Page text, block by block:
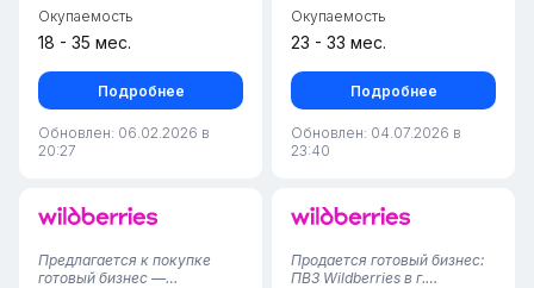
Окупаемость
18 - 35 мес.
Подробнее
Обновлен: 06.02.2026 в
20:27
Окупаемость
23 - 33 мес.
Подробнее
Обновлен: 04.07.2026 в
23:40
Предлагается к покупке
готовый бизнес —
Продается готовый бизнес:
ПВЗ Wildberries в г.